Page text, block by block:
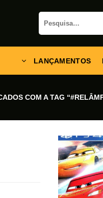
Pesquisar
por:
LANÇAMENTOS
COM A TAG